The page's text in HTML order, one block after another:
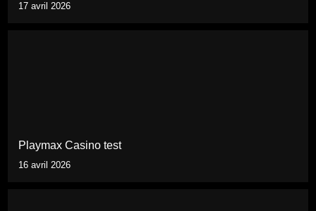
17 avril 2026
Playmax Casino test
16 avril 2026